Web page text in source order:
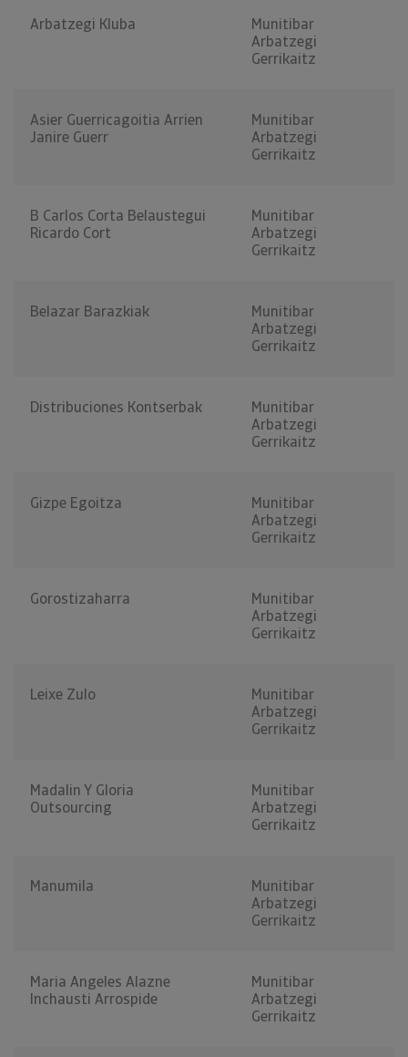
Arbatzegi Kluba
Munitibar
Arbatzegi
Gerrikaitz
Asier Guerricagoitia Arrien
Janire Guerr
Munitibar
Arbatzegi
Gerrikaitz
B Carlos Corta Belaustegui
Ricardo Cort
Munitibar
Arbatzegi
Gerrikaitz
Belazar Barazkiak
Munitibar
Arbatzegi
Gerrikaitz
Distribuciones Kontserbak
Munitibar
Arbatzegi
Gerrikaitz
Gizpe Egoitza
Munitibar
Arbatzegi
Gerrikaitz
Gorostizaharra
Munitibar
Arbatzegi
Gerrikaitz
Leixe Zulo
Munitibar
Arbatzegi
Gerrikaitz
Madalin Y Gloria
Outsourcing
Munitibar
Arbatzegi
Gerrikaitz
Manumila
Munitibar
Arbatzegi
Gerrikaitz
Maria Angeles Alazne
Inchausti Arrospide
Munitibar
Arbatzegi
Gerrikaitz